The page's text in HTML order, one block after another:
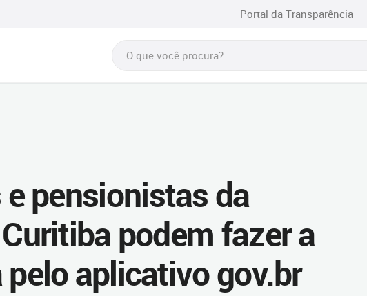
Portal da Transparência
pensionistas da
podem fazer a
aplicativo gov.br